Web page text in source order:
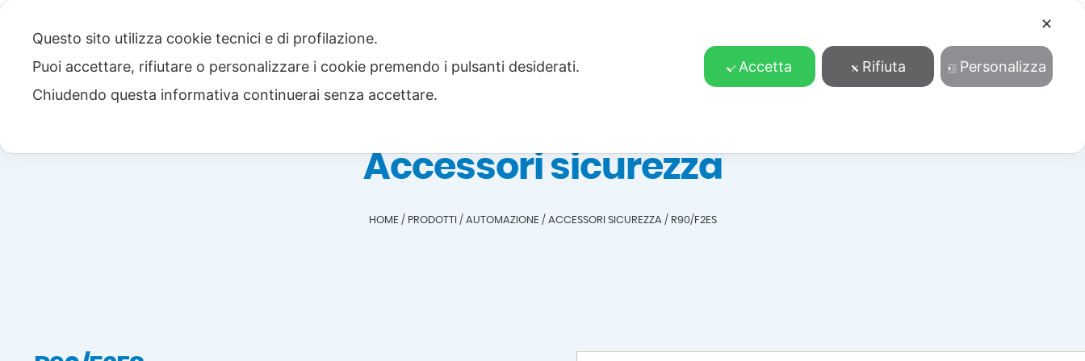
Download Cosa facciamo Contatti Accedi/Registrati
Accessori sicurezza
HOME / PRODOTTI / AUTOMAZIONE / ACCESSORI SICUREZZA/ R90/F2ES
✕
Questo sito utilizza cookie tecnici e di profilazione.
Puoi accettare, rifiutare o personalizzare i cookie premendo i pulsanti desiderati.
Chiudendo questa informativa continuerai senza accettare.
Accetta Rifiuta Personalizza